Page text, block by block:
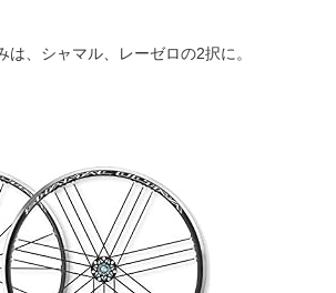
は、シャマル、レーゼロの2択に。